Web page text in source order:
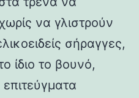
να γλιστρούν
σήραγγες,
ίδιο το βουνό,